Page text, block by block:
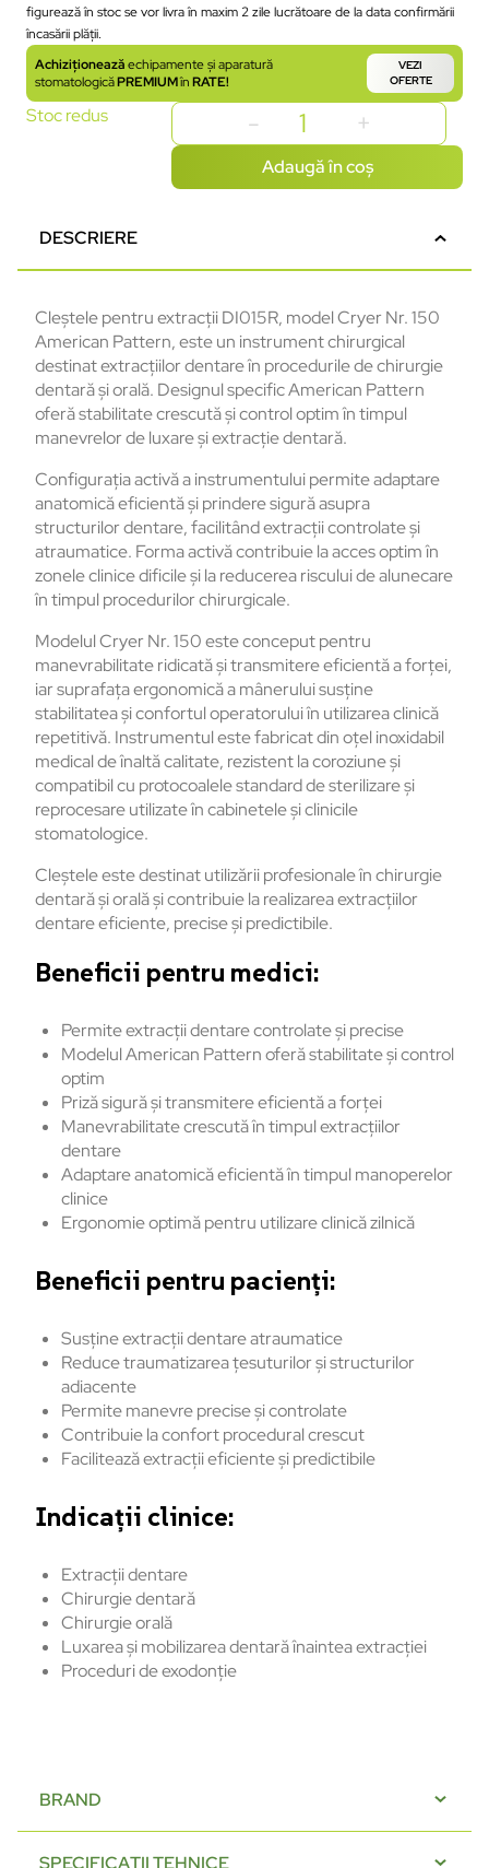
figurează în stoc se vor livra în maxim 2 zile lucrătoare de la data confirmării
încasării plății.
Achiziționeazăechipamente și aparatură
stomatologicăPREMIUMînRATE!
VEZI
OFERTE
Stoc redus
Adaugă în coș
DESCRIERE
Cleștele pentru extracții DI015R, model Cryer Nr. 150
American Pattern, este un instrument chirurgical
destinat extracțiilor dentare în procedurile de chirurgie
dentară și orală. Designul specific American Pattern
oferă stabilitate crescută și control optim în timpul
manevrelor de luxare și extracție dentară.
Configurația activă a instrumentului permite adaptare
anatomică eficientă și prindere sigură asupra
structurilor dentare, facilitând extracții controlate și
atraumatice. Forma activă contribuie la acces optim în
zonele clinice dificile și la reducerea riscului de alunecare
în timpul procedurilor chirurgicale.
Modelul Cryer Nr. 150 este conceput pentru
manevrabilitate ridicată și transmitere eficientă a forței,
iar suprafața ergonomică a mânerului susține
stabilitatea și confortul operatorului în utilizarea clinică
repetitivă. Instrumentul este fabricat din oțel inoxidabil
medical de înaltă calitate, rezistent la coroziune și
compatibil cu protocoalele standard de sterilizare și
reprocesare utilizate în cabinetele și clinicile
stomatologice.
Cleștele este destinat utilizării profesionale în chirurgie
dentară și orală și contribuie la realizarea extracțiilor
dentare eficiente, precise și predictibile.
Beneficii pentru medici:
Permite extracții dentare controlate și precise
Modelul American Pattern oferă stabilitate și control
optim
Priză sigură și transmitere eficientă a forței
Manevrabilitate crescută în timpul extracțiilor
dentare
Adaptare anatomică eficientă în timpul manoperelor
clinice
Ergonomie optimă pentru utilizare clinică zilnică
Beneficii pentru pacienți:
Susține extracții dentare atraumatice
Reduce traumatizarea țesuturilor și structurilor
adiacente
Permite manevre precise și controlate
Contribuie la confort procedural crescut
Facilitează extracții eficiente și predictibile
Indicații clinice:
Extracții dentare
Chirurgie dentară
Chirurgie orală
Luxarea și mobilizarea dentară înaintea extracției
Proceduri de exodonție
BRAND
SPECIFICAȚII TEHNICE